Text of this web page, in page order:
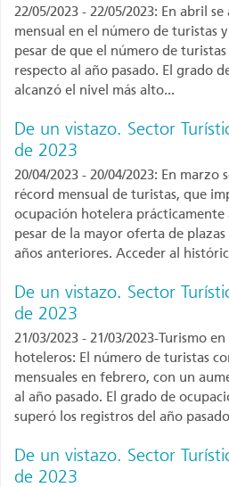
22/05/2023 - 22/05/2023: En abril
mensual en el número de turistas
pesar de que el número de
respecto al año pasado. El grado
alcanzó el nivel más alto...
De un vistazo. Sector
de 2023
20/04/2023 - 20/04/2023: En marzo
récord mensual de turistas, que
ocupación hotelera prácticamente
pesar de la mayor oferta de
años anteriores. Acceder al
De un vistazo. Sector
de 2023
21/03/2023 - 21/03/2023-Turismo
hoteleros: El número de turistas
mensuales en febrero, con un
al año pasado. El grado de
superó los registros del año
De un vistazo. Sector
de 2023